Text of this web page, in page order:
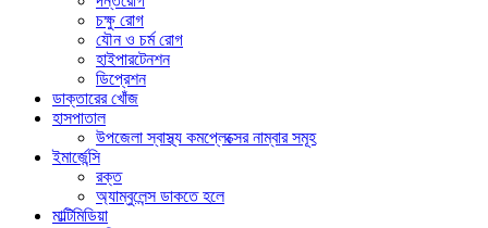
চক্ষু রোগ
যৌন ও চর্ম রোগ
হাইপারটেনশন
ডিপ্রেশন
ডাক্তারের খোঁজ
হাসপাতাল
উপজেলা স্বাস্থ্য কমপ্লেক্সের নাম্বার সমূহ
ইমার্জেন্সি
রক্ত
অ্যাম্বুলেন্স ডাকতে হলে
মাল্টিমিডিয়া